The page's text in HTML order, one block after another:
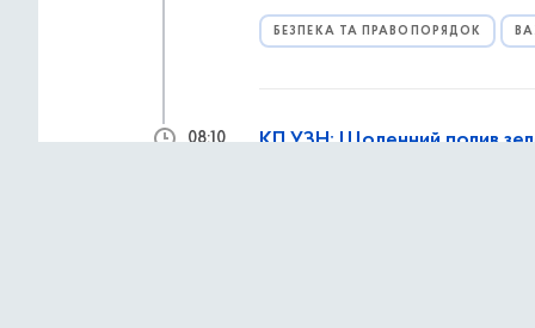
БЕЗПЕКА ТА ПРАВОПОРЯДОК
КП УЗН: Щоденний полив
08:10